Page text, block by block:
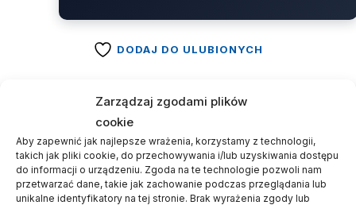
Zarządzaj zgodami plików
cookie
Aby zapewnić jak najlepsze wrażenia, korzystamy z technologii,
takich jak pliki cookie, do przechowywania i/lub uzyskiwania dostępu
do informacji o urządzeniu. Zgoda na te technologie pozwoli nam
przetwarzać dane, takie jak zachowanie podczas przeglądania lub
unikalne identyfikatory na tej stronie. Brak wyrażenia zgody lub
DODAJ DO ULUBIONYCH
SKU: B001 25L
KATEGORIA:CHEMIA
PRZEMYSŁOWA